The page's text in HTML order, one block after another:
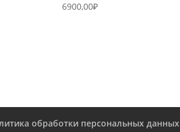
6900,00₽
обработки персональных данных